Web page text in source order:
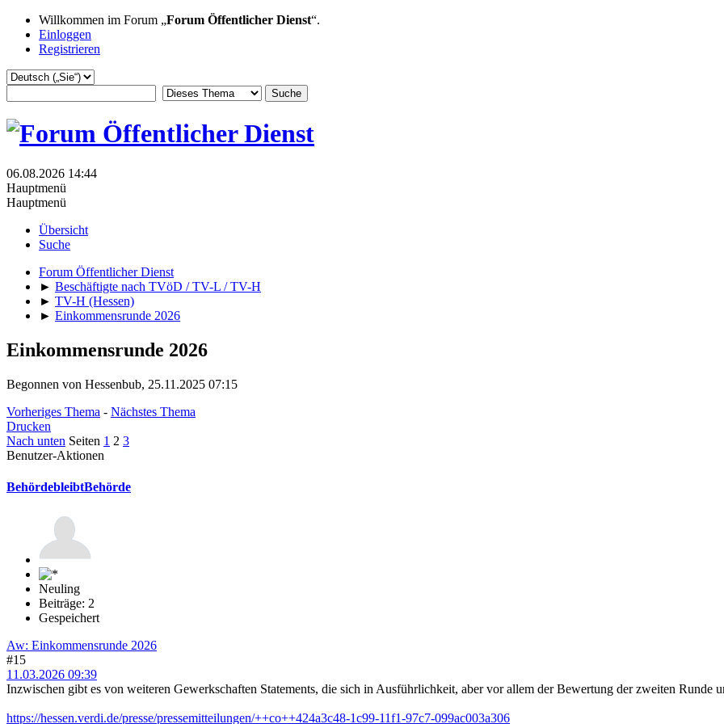
Willkommen im Forum „Forum Öffentlicher Dienst“.
Einloggen
Registrieren
06.08.2026 14:44
Hauptmenü
Hauptmenü
Übersicht
Suche
Forum Öffentlicher Dienst
► Beschäftigte nach TVöD / TV-L / TV-H
► TV-H (Hessen)
► Einkommensrunde 2026
Einkommensrunde 2026
Begonnen von Hessenbub, 25.11.2025 07:15
Vorheriges Thema - Nächstes Thema
Drucken
Nach unten Seiten 1 2 3
Benutzer-Aktionen
BehördebleibtBehörde
Neuling
Beiträge: 2
Gespeichert
Aw: Einkommensrunde 2026
#15
11.03.2026 09:39
Inzwischen gibt es von weiteren Gewerkschaften Statements, die sich in Ausführlichkeit, aber vor allem der Bewertung der zweiten Runde
https://hessen.verdi.de/presse/pressemitteilungen/++co++424a3c48-1c99-11f1-97c7-099ac003a306